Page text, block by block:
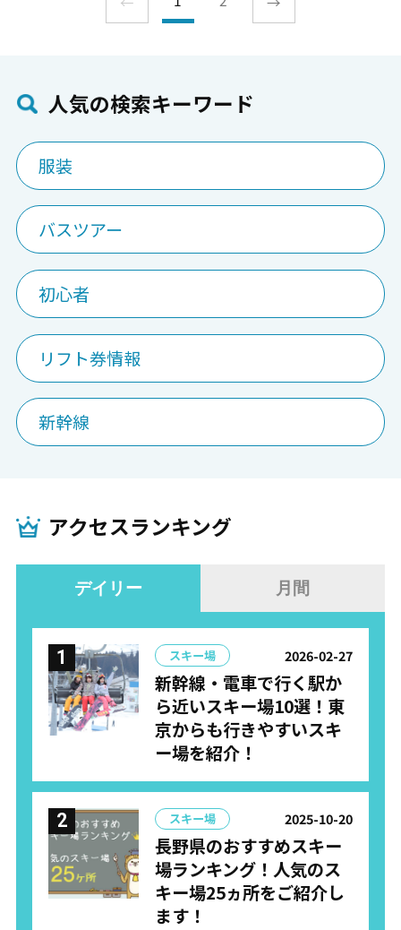
⼈気の検索キーワード
服装
バスツアー
初心者
リフト券情報
新幹線
アクセスランキング
デイリー 月間
スキー場 2026-02-27
新幹線・電車で行く駅か
ら近いスキー場10選！東
京からも行きやすいスキ
ー場を紹介！
スキー場 2025-10-20
長野県のおすすめスキー
場ランキング！人気のス
キー場25ヵ所をご紹介し
ます！